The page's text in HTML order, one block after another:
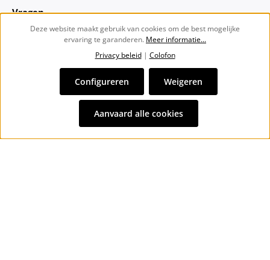
Vragen
Alle prijzen incl. btw plusverzendkosten
bezorgkosten, indien niet anders vermeld.
Deze website maakt gebruik van cookies om de best mogelijke
ervaring te garanderen. Meer informatie...
Privacy beleid| Colofon
Weigeren
Configureren
Aanvaard alle cookies